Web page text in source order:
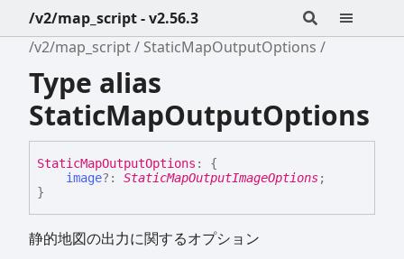
/v2/map_script - v2.56.3
/v2/map_script
StaticMapOutputOptions
Type alias
StaticMapOutputOptions
StaticMapOutputOptions :
{
image?: StaticMapOutputImageOptions;
}
静的地図の出力に関するオプション